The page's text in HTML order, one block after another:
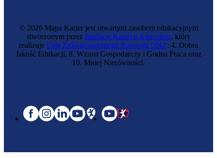
© 2026 Mapa Karier jest otwartym zasobem edukacyjnym
stworzonym przez fundację Katalyst Education, który
realizuje Cele Zrównoważonego Rozwoju ONZ: 4. Dobra
Jakość Edukacji, 8. Wzrost Gospodarczy i Godna Praca oraz
10. Mniej Nierówności.